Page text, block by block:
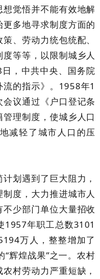
觉悟并不能有效地解
多地寻求制度方面的
、劳动力统包统配、
等等，以限制城乡人
，中共中央、国务院
的指示》。1958年1
议通过《户口登记条
理制度，使城乡人口
减轻了城市人口的压
划遇到了巨大阻力，
度，大力推进城市人
少部门单位大量招收
1957年职工总数3101
万人，整整增加了
辉煌战果”之一。农村
村劳动力严重短缺，